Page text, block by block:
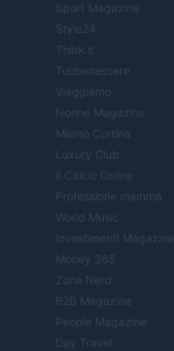
Sport Magazine
Style24
Think.it
Tuobenessere
Viaggiamo
Nonne Magazine
Milano Cortina
Luxury Club
Il Calcio Online
Professione mamma
World Music
Investimenti Magazine
Money 365
Zona Nerd
B2B Magazine
People Magazine
Day Travel